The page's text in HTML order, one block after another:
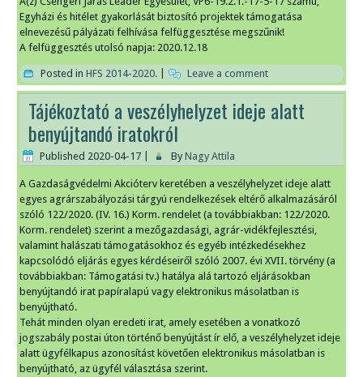
Egyházi és hitélet gyakorlását biztosító projektek támogatása
elnevezésű pályázati felhívása felfüggesztése megszűnik!
A felfüggesztés utolsó napja: 2020.12.18
Posted in HFS 2014-2020. Leave a comment
Tájékoztató a veszélyhelyzet ideje alatt
benyújtandó iratokról
Published 2020-04-17 By Nagy Attila
A Gazdaságvédelmi Akcióterv keretében a veszélyhelyzet ideje alatt
egyes agrárszabályozási tárgyú rendelkezések eltérő alkalmazásáról
szóló 122/2020. (IV. 16.) Korm. rendelet (a továbbiakban: 122/2020.
Korm. rendelet) szerint a mezőgazdasági, agrár-vidékfejlesztési,
valamint halászati támogatásokhoz és egyéb intézkedésekhez
kapcsolódó eljárás egyes kérdéseiről szóló 2007. évi XVII. törvény (a
továbbiakban: Támogatási tv.) hatálya alá tartozó eljárásokban
benyújtandó irat papíralapú vagy elektronikus másolatban is
benyújtható.
Tehát minden olyan eredeti irat, amely esetében a vonatkozó
jogszabály postai úton történő benyújtást ír elő, a veszélyhelyzet ideje
alatt ügyfélkapus azonosítást követően elektronikus másolatban is
benyújtható, az ügyfél választása szerint.